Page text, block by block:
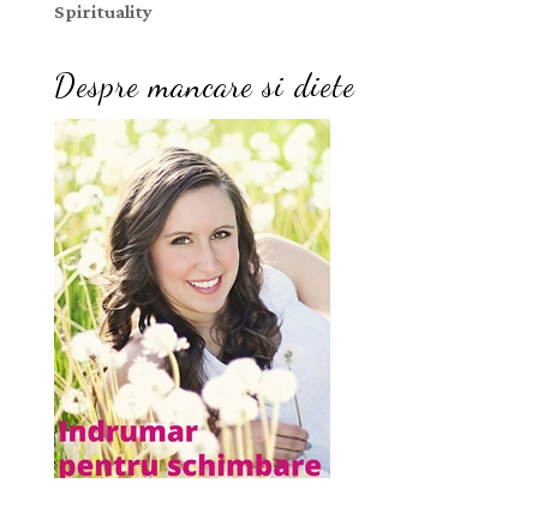
Spirituality
Despre mancare si diete